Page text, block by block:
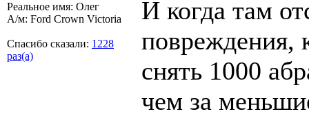
Реальное имя: Олег
А/м: Ford Crown Victoria
Спасибо сказали: 1228
раз(а)
И когда там
повреждения,
снять 1000
чем за